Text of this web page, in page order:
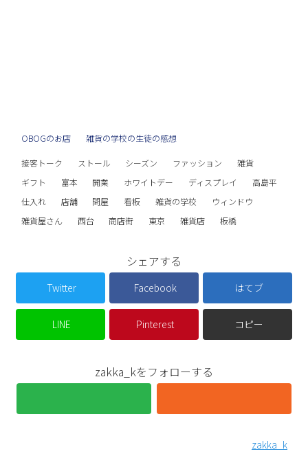
OBOGのお店 雑貨の学校の生徒の感想
接客トーク ストール シーズン ファッション
雑貨
ギフト
富本 開業 ホワイトデー ディスプレイ
高島平
仕入れ
店舗 問屋 看板 雑貨の学校
ウィンドウ
雑貨屋さん
西台 商店街 東京 雑貨店 板橋
シェアする
Twitter Facebook はてブ
LINE Pinterest コピー
zakka_kをフォローする
zakka_k